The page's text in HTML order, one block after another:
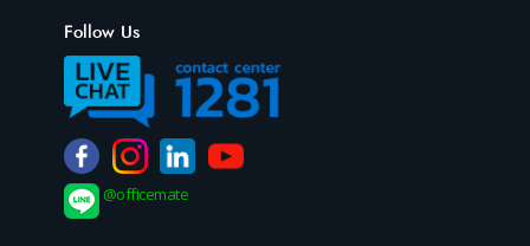
Follow Us
@officemate